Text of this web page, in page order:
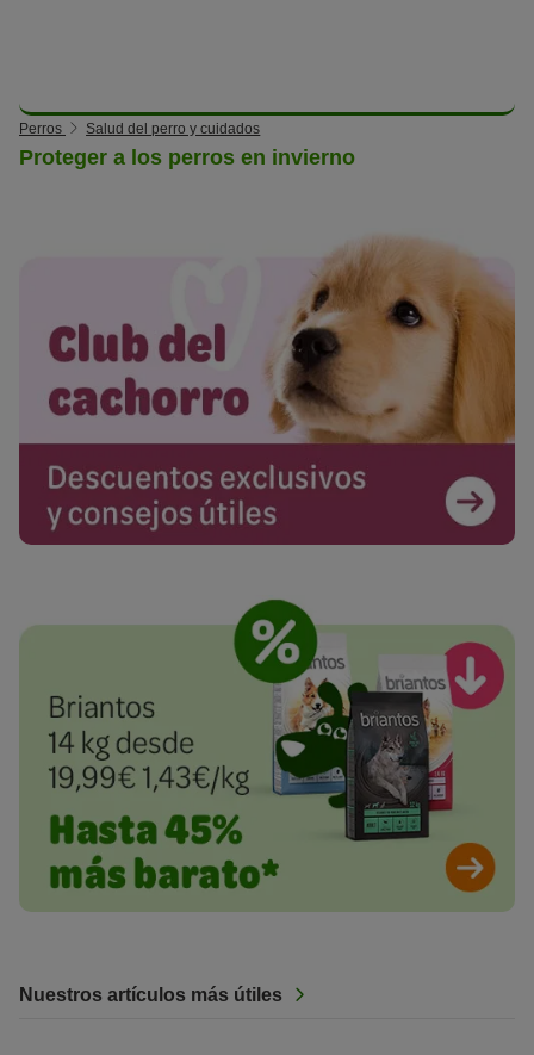
Perros Salud del perro y cuidados
Proteger a los perros en invierno
Nuestros artículos más útiles